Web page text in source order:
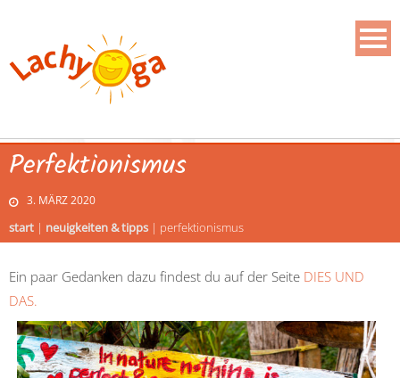
Perfektionismus
3. MÄRZ 2020
start | neuigkeiten & tipps | perfektionismus
Ein paar Gedanken dazu findest du auf der Seite DIES UND
DAS.